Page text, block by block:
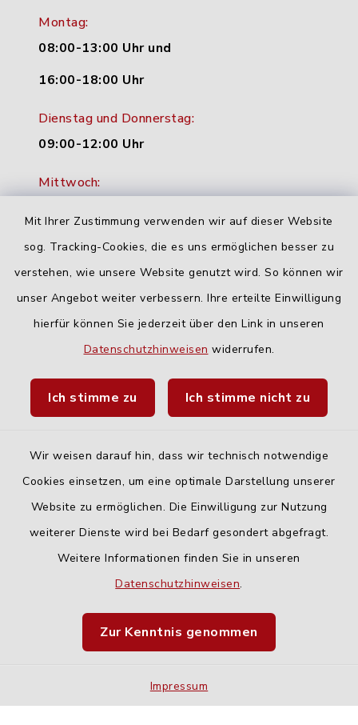
Mit Ihrer Zustimmung verwenden wir auf dieser Website
sog. Tracking-Cookies, die es uns ermöglichen besser zu
verstehen, wie unsere Website genutzt wird. So können wir
unser Angebot weiter verbessern. Ihre erteilte Einwilligung
hierfür können Sie jederzeit über den Link in unseren
Datenschutzhinweisen widerrufen.
Ich stimme zu Ich stimme nicht zu
Wir weisen darauf hin, dass wir technisch notwendige
Cookies einsetzen, um eine optimale Darstellung unserer
Website zu ermöglichen. Die Einwilligung zur Nutzung
weiterer Dienste wird bei Bedarf gesondert abgefragt.
Weitere Informationen finden Sie in unseren
Datenschutzhinweisen.
Zur Kenntnis genommen
Impressum
Montag:
08:00-13:00 Uhr und
16:00-18:00 Uhr
Dienstag und Donnerstag:
09:00-12:00 Uhr
Mittwoch:
Freitag:
geschlossen
Quicklinks
Fahrplanauskunft DING
Barrierefreiheit
Impressum
Sitemap